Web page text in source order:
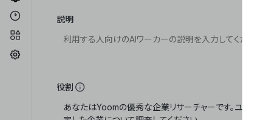
説明
役割